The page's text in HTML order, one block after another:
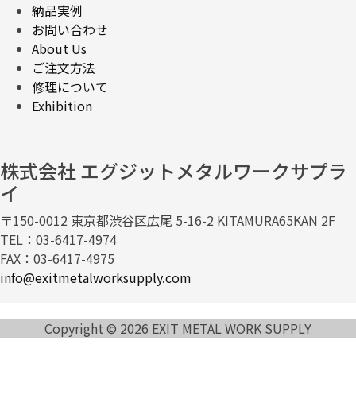
納品実例
お問い合わせ
About Us
ご注文方法
修理について
Exhibition
株式会社 エグジットメタルワークサプラ
イ
〒150-0012 東京都渋谷区広尾 5-16-2 KITAMURA65KAN 2F
TEL：03-6417-4974
FAX：03-6417-4975
info@exitmetalworksupply.com
Copyright © 2026 EXIT METAL WORK SUPPLY